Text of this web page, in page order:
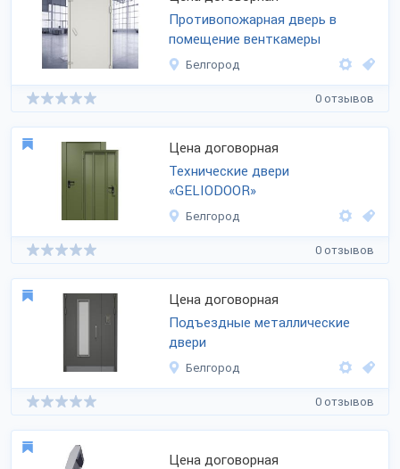
Противопожарная дверь в
помещение венткамеры
Белгород
0 отзывов
Цена договорная
Технические двери
«GELIODOOR»
Белгород
0 отзывов
Цена договорная
Подъездные металлические
двери
Белгород
0 отзывов
Цена договорная